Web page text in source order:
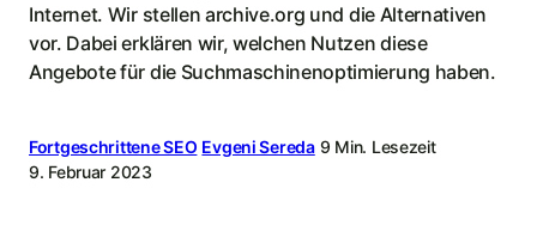
Internet. Wir stellen archive.org und die Alternativen
vor. Dabei erklären wir, welchen Nutzen diese
Angebote für die Suchmaschinenoptimierung haben.
Fortgeschrittene SEO Evgeni Sereda 9 Min. Lesezeit
9. Februar 2023